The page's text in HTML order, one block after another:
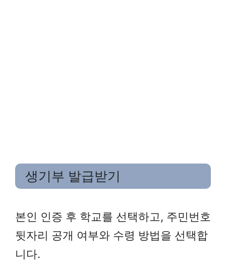
생기부 발급받기
본인 인증 후 학교를 선택하고, 주민번호
뒷자리 공개 여부와 수령 방법을 선택합
니다.